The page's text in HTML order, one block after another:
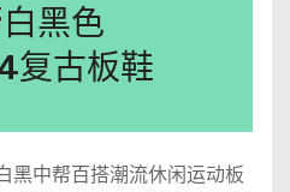
黑色
复古板鞋
中帮百搭潮流休闲运动板